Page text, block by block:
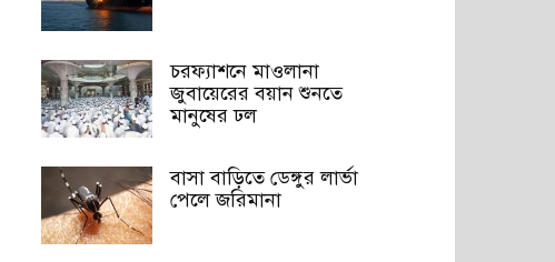
চরফ্যাশনে মাওলানা
জুবায়েরের বয়ান শুনতে
মানুষের ঢল
বাসা বাড়িতে ডেঙ্গুর লার্ভা
পেলে জরিমানা